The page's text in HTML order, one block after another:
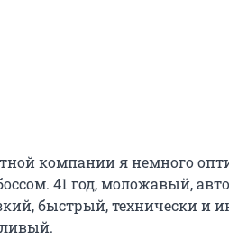
компании я немного
41 год, моложавый,
быстрый, технически и